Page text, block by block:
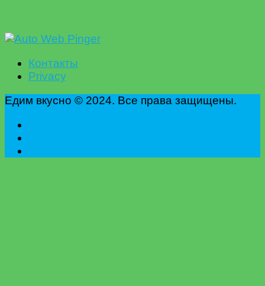
Контакты
Privacy
Едим вкусно © 2024. Все права защищены.